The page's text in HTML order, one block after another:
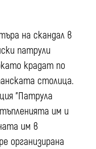
на скандал в
патрули
крадат по
столица.
"Патрула
им и
им в
организирана